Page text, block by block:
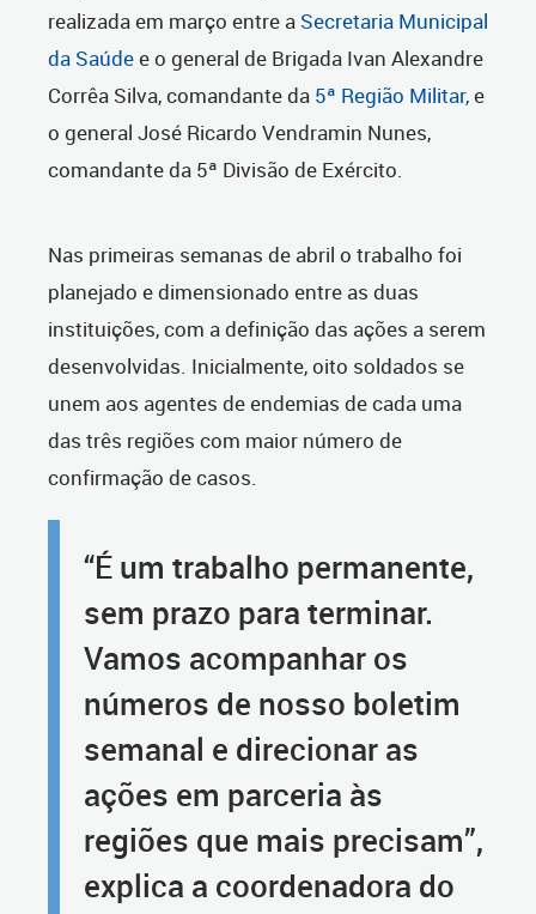
realizada em março entre a Secretaria Municipal
da Saúdee o general de Brigada Ivan Alexandre
Corrêa Silva, comandante da 5ª Região Militar,e
o general José Ricardo Vendramin Nunes,
comandante da 5ª Divisão de Exército.
Nas primeiras semanas de abril o trabalho foi
planejado e dimensionado entre as duas
instituições, com a definição das ações a serem
desenvolvidas. Inicialmente, oito soldados se
unem aos agentes de endemias de cada uma
das três regiões com maior número de
confirmação de casos.
“É um trabalho permanente,
sem prazo para terminar.
Vamos acompanhar os
números de nosso boletim
semanal e direcionar as
ações em parceria às
regiões que mais precisam”,
explica a coordenadora do